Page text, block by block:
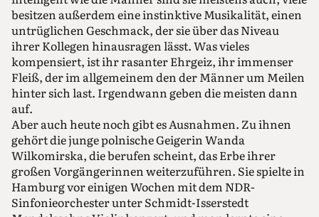
besitzen außerdem eine instinktive Musikalität, einen
untrüglichen Geschmack, der sie über das Niveau
ihrer Kollegen hinausragen lässt. Was vieles
kompensiert, ist ihr rasanter Ehrgeiz, ihr immenser
Fleiß, der im allgemeinem den der Männer um Meilen
hinter sich last. Irgendwann geben die meisten dann
auf.
Aber auch heute noch gibt es Ausnahmen. Zu ihnen
gehört die junge polnische Geigerin Wanda
Wilkomirska, die berufen scheint, das Erbe ihrer
großen Vorgängerinnen weiterzuführen. Sie spielte in
Hamburg vor einigen Wochen mit dem NDR-
Sinfonieorchester unter Schmidt-Isserstedt